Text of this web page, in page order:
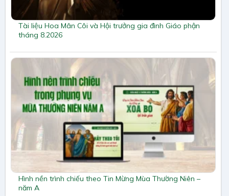
Tài liệu Hoa Mân Côi và Hội trưởng gia đình Giáo phận
tháng 8.2026
Hình nền trình chiếu theo Tin Mừng Mùa Thường Niên –
năm A